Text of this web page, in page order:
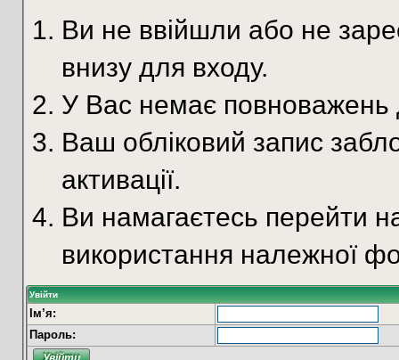
Ви не ввійшли або не
внизу для входу.
У Вас немає повноважень
Ваш обліковий запис
активації.
Ви намагаєтесь перейти
використання належної
Увійти
Ім’я:
Пароль: